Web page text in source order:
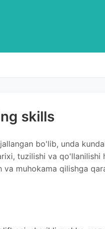
skills
bo'lib, unda
tuzilishi va qo'llanilishi
muhokama qilishga